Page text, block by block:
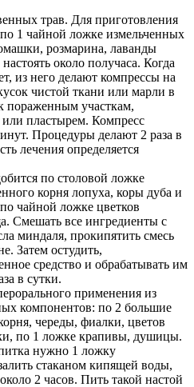
трав. Для приготовления
по 1 чайной ложке измельченных
розмарина, лаванды
около получаса. Когда
из него делают компрессы на
чистой ткани или марли в
пораженным участкам,
пластырем. Компресс
Процедуры делают 2 раза в
лечения определяется
по столовой ложке
корня лопуха, коры дуба и
чайной ложке цветков
Смешать все ингредиенты с
миндаля, прокипятить смесь
Затем остудить,
средство и обрабатывать им
в сутки.
применения из
компонентов: по 2 большие
череды, фиалки, цветов
по 1 ложке крапивы, душицы.
нужно 1 ложку
стаканом кипящей воды,
2 часов. Пить такой настой